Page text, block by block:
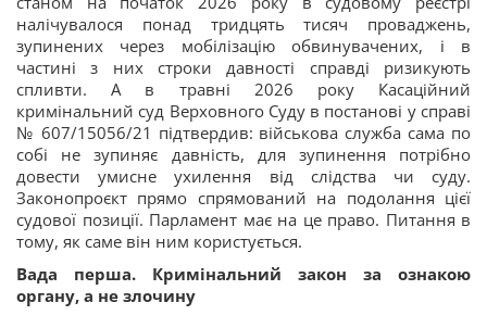
налічувалося понад тридцять тисяч проваджень,
зупинених через мобілізацію обвинувачених, і в
частині з них строки давності справді ризикують
спливти. А в травні 2026 року Касаційний
кримінальний суд Верховного Суду в постанові у справі
№ 607/15056/21 підтвердив: військова служба сама по
собі не зупиняє давність, для зупинення потрібно
довести умисне ухилення від слідства чи суду.
Законопроєкт прямо спрямований на подолання цієї
судової позиції. Парламент має на це право. Питання в
тому, як саме він ним користується.
Вада перша. Кримінальний закон за ознакою
органу, а не злочину